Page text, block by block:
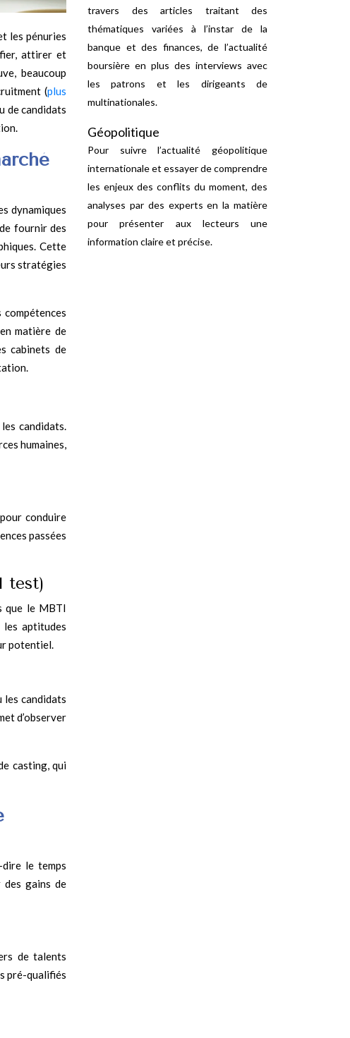
les pénuries
attirer et
beaucoup
(plus
de candidats
dynamiques
fournir des
Cette
stratégies
matière de
cabinets de
candidats.
humaines,
conduire
passées
test)
que le MBTI
aptitudes
potentiel.
les candidats
d’observer
casting, qui
le temps
gains de
de talents
pré-qualifiés
travers des articles traitant des
thématiques variées à l’instar de la
banque et des finances, de l’actualité
boursière en plus des interviews avec
les patrons et les dirigeants de
multinationales.
Géopolitique
Pour suivre l’actualité géopolitique
internationale et essayer de comprendre
les enjeux des conflits du moment, des
analyses par des experts en la matière
pour présenter aux lecteurs une
information claire et précise.